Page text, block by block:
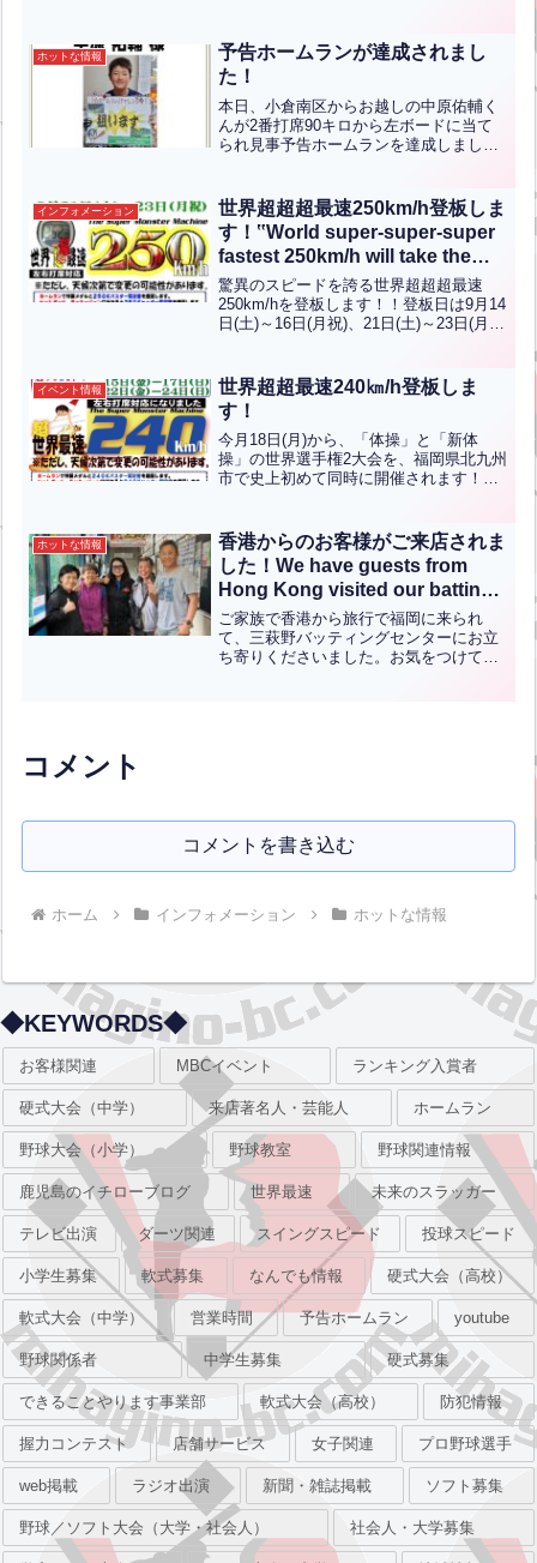
樹 君 ８５Kｍ/ｈ 行橋リト...全文はクリ
ック
ホットな情報
予告ホームランが達成されまし
た！
本日、小倉南区からお越しの中原佑輔く
んが2番打席90キロから左ボードに当て
られ見事予告ホームランを達成しまし
すので、ぜひとも挑戦してみてくださ
い！！
インフォメーション
世界超超超最速250km/h登板しま
す！‟World super-super-super
fastest 250km/h will take the
mound!!‟【ENG CHT KOR
JPN】
驚異のスピードを誇る世界超超超最速
250km/hを登板します！！登板日は9月14
日(土)～16日(月祝)、21日(土)～23日(月
者の方はまだ出ていません！！世...全文
はクリック
イベント情報
世界超超最速240㎞/h登板しま
す！
今月18日(月)から、「体操」と「新体
操」の世界選手権2大会を、福岡県北九州
市で史上初めて同時に開催されます！体
（世界新体操）は2009年の三重大会以来
12年ぶり...全文はクリック
ホットな情報
香港からのお客様がご来店されま
した！We have guests from
Hong Kong visited our batting
center!(英中翻訳)
ご家族で香港から旅行で福岡に来られ
て、三萩野バッティングセンターにお立
ち寄りくださいました。お気をつけて観
コメント
コメントを書き込む
ホーム インフォメーション ホットな情報
◆KEYWORDS◆
お客様関連 MBCイベント ランキング入賞者
硬式大会（中学） 来店著名人・芸能人 ホームラン
野球大会（小学） 野球教室 野球関連情報
鹿児島のイチローブログ 世界最速 未来のスラッガー
テレビ出演 ダーツ関連 スイングスピード 投球スピード
小学生募集 軟式募集 なんでも情報 硬式大会（高校）
軟式大会（中学） 営業時間 予告ホームラン youtube
野球関係者 中学生募集 硬式募集
できることやります事業部 軟式大会（高校） 防犯情報
握力コンテスト 店舗サービス 女子関連 プロ野球選手
web掲載 ラジオ出演 新聞・雑誌掲載 ソフト募集
野球／ソフト大会（大学・社会人） 社会人・大学募集